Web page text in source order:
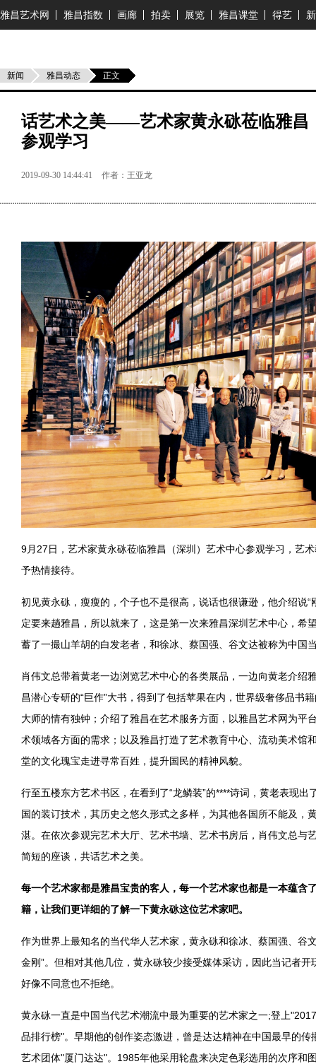
雅昌艺术网 雅昌指数 画廊 拍卖 展览 雅昌课堂 得艺
新闻 雅昌动态 正文
话艺术之美——艺术家黄永砯莅临雅昌
参观学习
2019-09-30 14:44:41 作者： 王亚龙
9月27日，艺术家黄永砯莅临雅昌（深圳）艺术中心参观学习，艺
予热情接待。
初见黄永砯，瘦瘦的，个子也不是很高，说话也很谦逊，他介绍说
定要来趟雅昌，所以就来了，这是第一次来雅昌深圳艺术中心，希
蓄了一撮山羊胡的白发老者，和徐冰 蔡国强 谷文达被称为中国
肖伟文总带着黄老一边浏览艺术中心的各类展品，一边向黄老介绍
昌潜心专研的“巨作”大书，得到了包括苹果在内，世界级奢侈品书
大师的情有独钟；介绍了雅昌在艺术服务方面，以雅昌艺术网为平
术领域各方面的需求；以及雅昌打造了艺术教育中心、流动美术馆
堂的文化瑰宝走进寻常百姓，提升国民的精神风貌。
行至五楼东方艺术书区，在看到了“龙鳞装”的****诗词，黄老表现出
国的装订技术，其历史之悠久形式之多样，为其他各国所不能及，
湛。在依次参观完艺术大厅、艺术书墙、艺术书房后，肖伟文总与
简短的座谈，共话艺术之美。
每一个艺术家都是雅昌宝贵的客人，每一个艺术家也都是一本蕴含
籍，让我们更详细的了解一下黄永砯这位艺术家吧。
作为世界上最知名的当代华人艺术家，黄永砯和徐冰 蔡国强
谷
金刚”。但相对其他几位，黄永砯较少接受媒体采访，因此当记者开
好像不同意也不拒绝。
黄永砯一直是中国当代艺术潮流中最为重要的艺术家之一;登上
品排行榜"。早期他的创作姿态激进，曾是达达精神在中国最早的传
艺术团体"厦门达达"。1985年他采用轮盘来决定色彩选用的次序和